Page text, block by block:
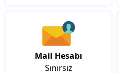
Mail Hesabı
Sınırsız